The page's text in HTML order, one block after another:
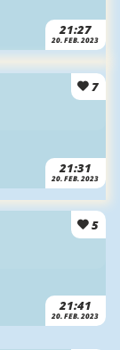
21:27
20. FEB. 2023
7
21:31
20. FEB. 2023
5
21:41
20. FEB. 2023